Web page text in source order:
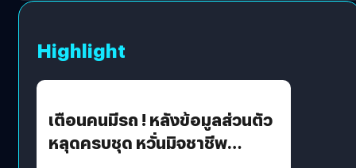
Highlight
เตือนคนมีรถ ! หลังข้อมูลส่วนตัว
หลุดครบชุด หวั่นมิจชาชีพ